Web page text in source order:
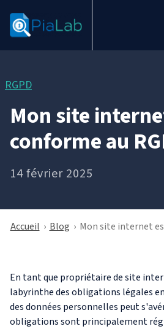
RGPD
Mon site
conforme au
14 février 2025
Accueil › Blog › Mon site internet
En tant que propriétaire de site
labyrinthe des obligations légales
des données personnelles peut
obligations sont principalement